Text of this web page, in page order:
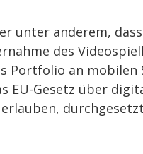
unter anderem,
des
Portfolio an mobilen
EU-Gesetz über